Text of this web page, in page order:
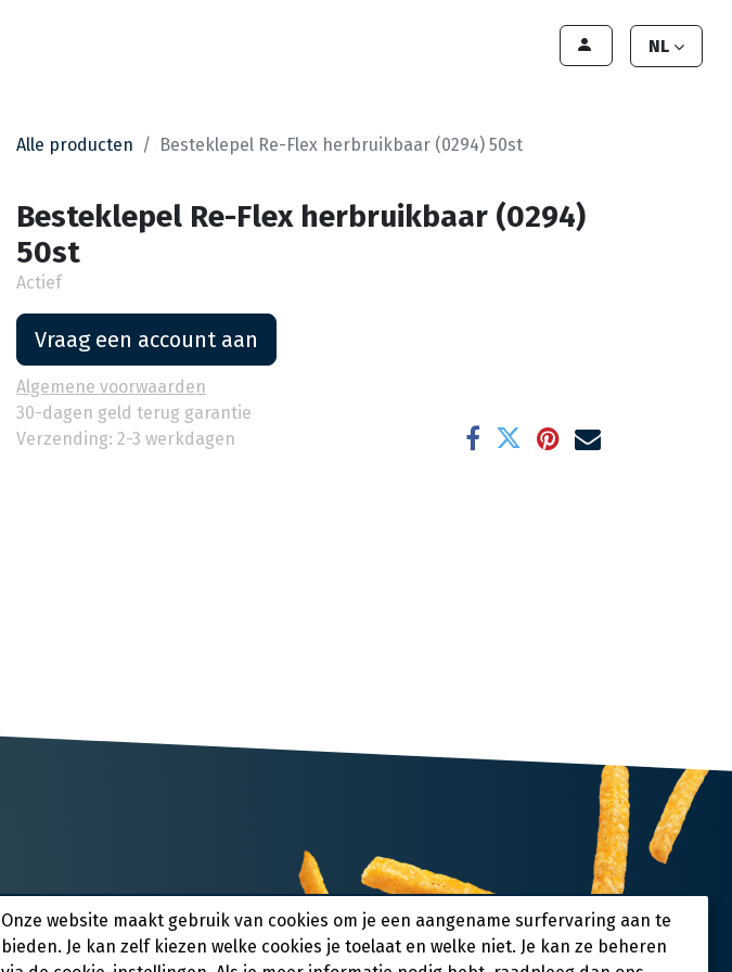
NL
Alle producten Besteklepel Re-Flex herbruikbaar (0294) 50st
Besteklepel Re-Flex herbruikbaar (0294)
50st
Actief
Vraag een account aan
Algemene voorwaarden
30-dagen geld terug garantie
Verzending: 2-3 werkdagen
Onze website maakt gebruik van cookies om je een aangename surfervaring aan te
bieden. Je kan zelf kiezen welke cookies je toelaat en welke niet. Je kan ze beheren